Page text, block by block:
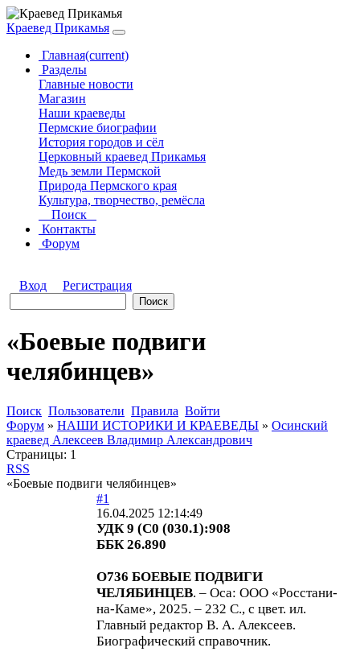
Краевед Прикамья
Главная(current)
Разделы
Главные новости
Магазин
Наши краеведы
Пермские биографии
История городов и сёл
Церковный краевед Прикамья
Медь земли Пермской
Природа Пермского края
Культура, творчество, ремёсла
Поиск
Контакты
Форум
Вход Регистрация
«Боевые подвиги
челябинцев»
Поиск Пользователи Правила Войти
Форум » НАШИ ИСТОРИКИ И КРАЕВЕДЫ » Осинский
краевед Алексеев Владимир Александрович
Страницы: 1
RSS
«Боевые подвиги челябинцев»
#1
16.04.2025 12:14:49
УДК 9 (С0 (030.1):908
ББК 26.890
О736 БОЕВЫЕ ПОДВИГИ
ЧЕЛЯБИНЦЕВ. – Оса: ООО «Росстани-
на-Каме», 2025. – 232 С., с цвет. ил.
Главный редактор В. А. Алексеев.
Биографический справочник.